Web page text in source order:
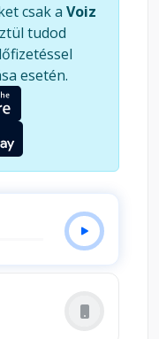
csak a Voiz
tudod
esetén.